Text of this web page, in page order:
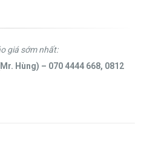
giá sớm nhất:
Hùng) – 070 4444 668, 0812